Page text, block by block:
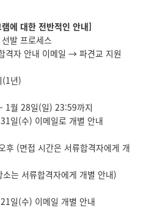
에 대한 전반적인 안내]
발 프로세스
자 안내 이메일 → 파견교 지원
년)
1월 28일(일) 23:59까지
일(수) 이메일로 개별 안내
(면접 시간은 서류합격자에게 개
소는 서류합격자에게 개별 안내)
일(수) 이메일 개별 안내